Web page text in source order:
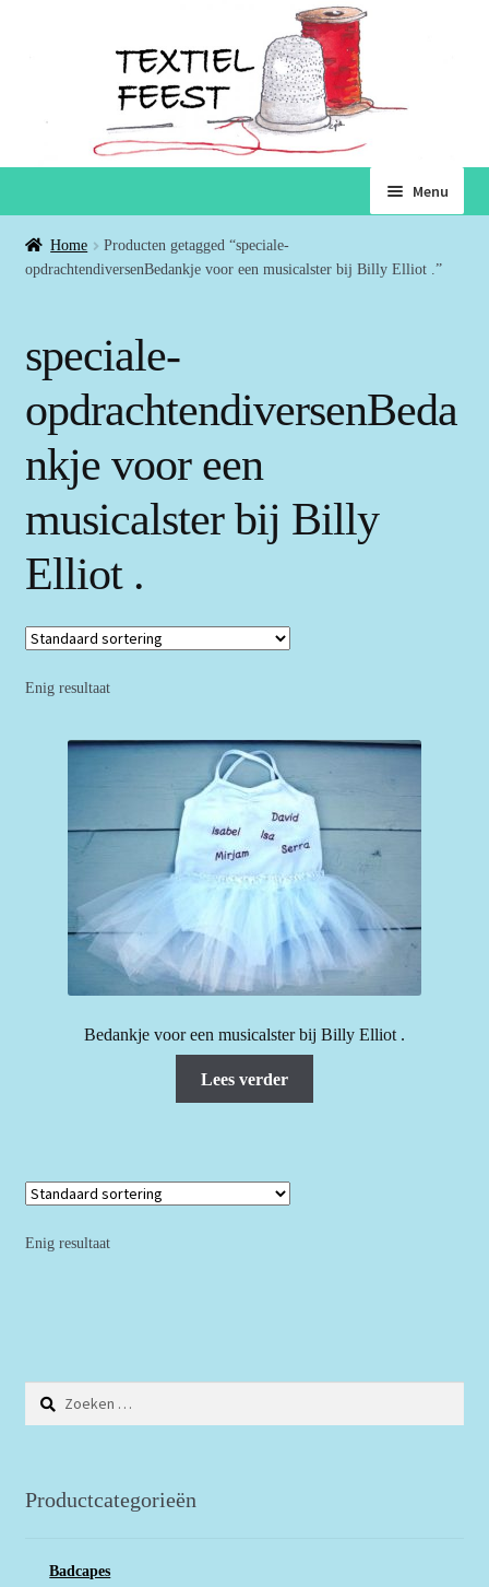
naar
navigatie
de
inhoud
Menu
Home
Winkelmand
Voorwaarden
Over ons
Home
Producten getagged “speciale-
opdrachtendiversenBedankje voor een musicalster bij Billy Elliot .”
speciale-
opdrachtendiversenBeda
nkje voor een
musicalster bij Billy
Elliot .
Enig resultaat
Bedankje voor een musicalster bij Billy Elliot .
Lees verder
Enig resultaat
Zoeken
naar:
Productcategorieën
Badcapes